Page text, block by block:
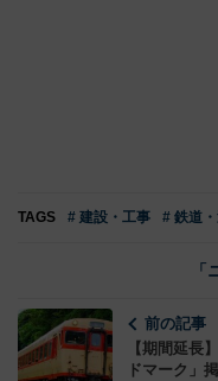
TAGS # 建設・工事 # 鉄道
前の記事
【期間延長
ドマーク」